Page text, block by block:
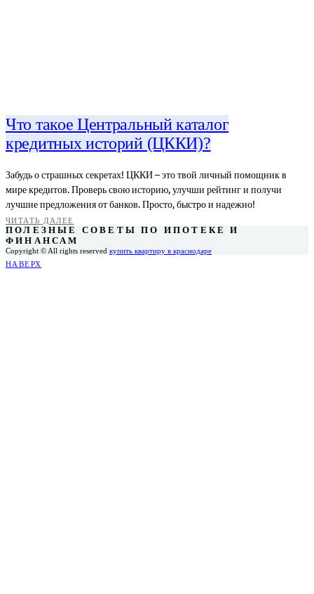
Что такое Центральный каталог
кредитных историй (ЦККИ)?
Забудь о страшных секретах! ЦККИ – это твой личный помощник в
мире кредитов. Проверь свою историю, улучши рейтинг и получи
лучшие предложения от банков. Просто, быстро и надежно!
ЧИТАТЬ ДАЛЕЕ
ПОЛЕЗНЫЕ СОВЕТЫ ПО ИПОТЕКЕ И
ФИНАНСАМ
Copyright © All rights reserved купить квартиру в краснодаре
НАВЕРХ